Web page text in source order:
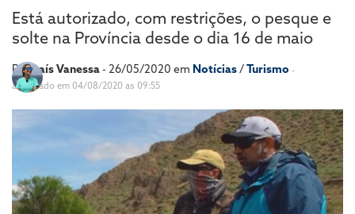
Está autorizado, com restrições, o pesque e
solte na Província desde o dia 16 de maio
PorLaís Vanessa- 26/05/2020 em Notícias/Turismo -
atualizado em 04/08/2020 as 09:55